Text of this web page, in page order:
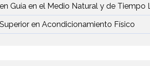
Guía en el Medio Natural y de Tiempo
en Acondicionamiento Físico